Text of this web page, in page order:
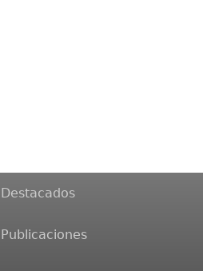
Destacados
Publicaciones